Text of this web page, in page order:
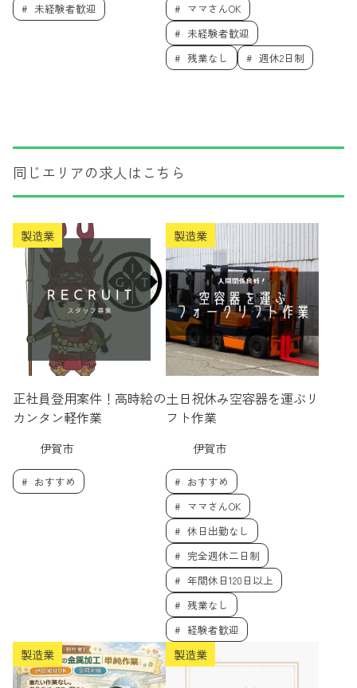
未経験者歓迎
ママさんOK
未経験者歓迎
残業なし
週休2日制
同じエリアの求人はこちら
製造業
正社員登用案件！高時給の
カンタン軽作業
伊賀市
おすすめ
製造業
土日祝休み空容器を運ぶリ
フト作業
伊賀市
おすすめ
ママさんOK
休日出勤なし
完全週休二日制
年間休日120日以上
残業なし
経験者歓迎
製造業 製造業